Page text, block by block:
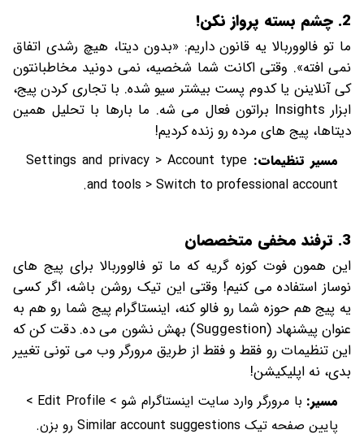
2. چشم بسته پرواز نکن!
ما تو فالووربالا یه قانون داریم: «بدون دیتا، هیچ رشدی اتفاق
نمی افته». وقتی اکانت شما شخصیه، نمی دونید مخاطبانتون
کی آنلاینن یا کدوم پست بیشتر سیو شده. با تجاری کردن پیج،
ابزار Insights براتون فعال می شه. ما بارها با تحلیل همین
دیتاها، پیج های مرده رو زنده کردیم!
مسیر تنظیمات: Settings and privacy > Account type
and tools > Switch to professional account.
3. ترفند مخفی متخصصان
این همون فوت کوزه گریه که ما تو فالووربالا برای پیج های
نوساز استفاده می کنیم! وقتی این تیک روشن باشه، اگر کسی
یه پیج هم حوزه شما رو فالو کنه، اینستاگرام پیج شما رو هم به
عنوان پیشنهاد (Suggestion) بهش نشون می ده. دقت کن که
این تنظیمات رو فقط و فقط از طریق مرورگر وب می تونی تغییر
بدی، نه اپلیکیشن!
مسیر:
با مرورگر وارد سایت اینستاگرام شو > Edit Profile >
پایین صفحه تیک Similar account suggestions رو بزن.